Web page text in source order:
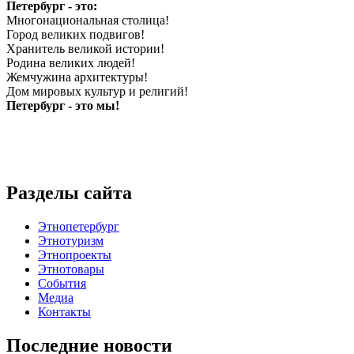
Петербург - это:
Многонациональная столица!
Город великих подвигов!
Хранитель великой истории!
Родина великих людей!
Жемчужина архитектуры!
Дом мировых культур и религий!
Петербург - это мы!
Разделы сайта
Этнопетербург
Этнотуризм
Этнопроекты
Этнотовары
События
Медиа
Контакты
Последние новости